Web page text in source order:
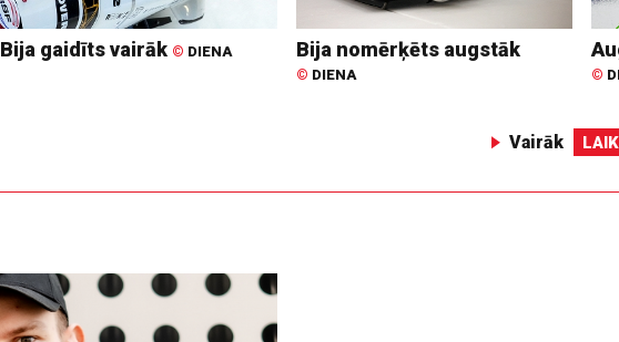
Bija gaidīts vairāk © DIENA Bija nomērķēts augstāk
© DIENA ©
Vairāk